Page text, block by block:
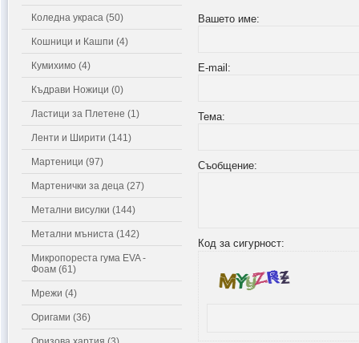
Коледна украса (50)
Кошници и Кашпи (4)
Кумихимо (4)
Къдрави Ножици (0)
Ластици за Плетене (1)
Ленти и Ширити (141)
Мартеници (97)
Мартенички за деца (27)
Метални висулки (144)
Метални мъниста (142)
Микропореста гума EVA -
Фоам (61)
Мрежи (4)
Оригами (36)
Вашето име:
E-mail:
Тема:
Съобщение:
Код за сигурност: